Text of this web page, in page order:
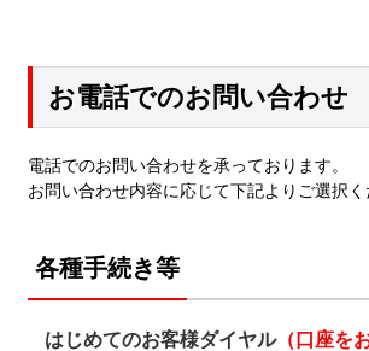
お電話でのお問い合わせ
電話でのお問い合わせを承っております。
お問い合わせ内容に応じて下記よりご選択
各種手続き等
はじめてのお客様ダイヤル（口座を